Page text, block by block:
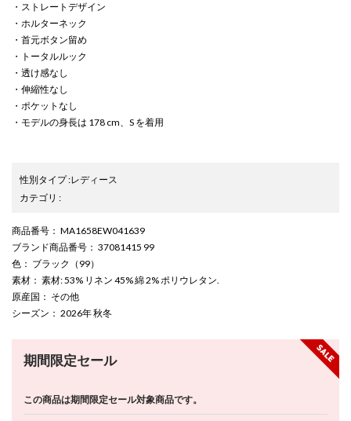
・ストレートデザイン
・ホルターネック
・首元ボタン留め
・トータルルック
・透け感なし
・伸縮性なし
・ポケットなし
・モデルの身長は 178 cm、S を着用
性別タイプ:レディース
カテゴリ :
商品番号 ： MA1658EW041639
ブランド商品番号 ： 37081415 99
色 ： ブラック（99）
素材 ： 素材: 53% リネン 45% 綿 2% ポリウレタン.
原産国 ： その他
シーズン ： 2026年 秋冬
期間限定セール
この商品は期間限定セール対象商品です。